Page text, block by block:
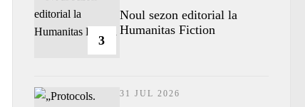
3
​Noul sezon editorial la
Humanitas Fiction
31 JUL 2026